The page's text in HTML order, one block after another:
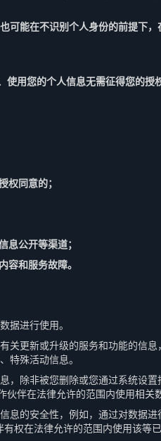
能在不识别个人身份的前提下，
用您的个人信息无需征得您的授
权同意的；
息公开等渠道；
容和服务故障。
据进行使用。
关更新或升级的服务和功能的信
特殊活动信息。
，除非被您删除或您通过系统设
伴在法律允许的范围内使用相关
息的安全性，例如，通过对数据
权在法律允许的范围内使用该等